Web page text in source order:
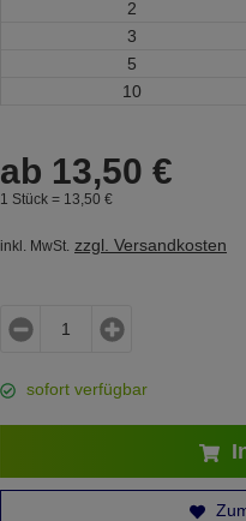
2
3
5
10
ab 13,50 €
1 Stück = 13, 50 €
inkl. MwSt. zzgl. Versandkosten
sofort verfügbar